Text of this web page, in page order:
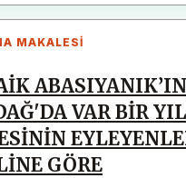
MAKALESI
ABASIYANIK’IN
VAR BİR
GÖRE